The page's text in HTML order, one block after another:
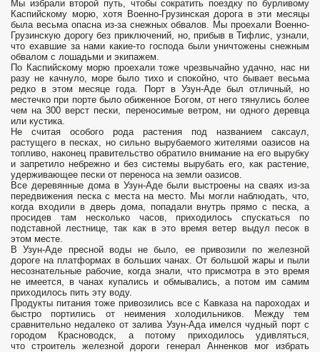
Мы избрали второй путь, чтобы сократить поездку по бурливому
Каспийскому морю, хотя Военно-Грузинская дорога в эти месяцы
была весьма опасна из-за снежных обвалов. Мы проехали Военно-
Грузинскую дорогу без приключений, но, прибыв в Тифлис, узнали,
что ехавшие за нами какие-то господа были уничтожены снежным
обвалом с лошадьми и экипажем.
По Каспийскому морю проехали тоже чрезвычайно удачно, нас ни
разу не качнуло, море было тихо и спокойно, что бывает весьма
редко в этом месяце года. Порт в Узун-Аде был отличный, но
местечко при порте было обиженное Богом, от него тянулись более
чем на 300 верст пески, переносимые ветром, ни одного деревца
или кустика.
Не считая особого рода растения под названием саксаул,
растущего в песках, но сильно вырубаемого жителями оазисов на
топливо, наконец правительство обратило внимание на его вырубку
и запретило небрежно и без системы вырубать его, как растение,
удерживающее пески от переноса на земли оазисов.
Все деревянные дома в Узун-Аде были выстроены на сваях из-за
передвижения песка с места на место. Мы могли наблюдать, что,
когда входили в дверь дома, попадали внутрь прямо с песка, а
просидев там несколько часов, приходилось спускаться по
подставной лестнице, так как в это время ветер выдул песок в
этом месте.
В Узун-Аде пресной воды не было, ее привозили по железной
дороге на платформах в больших чанах. От большой жары и пыли
несознательные рабочие, когда знали, что присмотра в это время
не имеется, в чанах купались и обмывались, а потом им самим
приходилось пить эту воду.
Продукты питания тоже привозились все с Кавказа на пароходах и
быстро портились от неимения холодильников. Между тем
сравнительно недалеко от залива Узун-Ада имелся чудный порт с
городом Красноводск, а потому приходилось удивляться,
что строитель железной дороги генерал Анненков мог избрать